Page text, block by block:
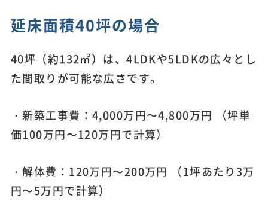
延床面積40坪の場合
40坪（約132㎡）は、4LDKや5LDKの広々とし
た間取りが可能な広さです。
・新築工事費：4,000万円〜4,800万円 （坪単
価100万円〜120万円で計算）
・解体費：120万円〜200万円 （1坪あたり3万
円〜5万円で計算）